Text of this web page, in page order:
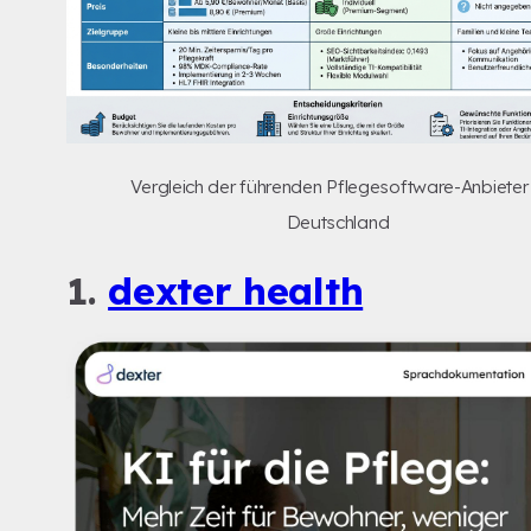
Vergleich der führenden Pflegesoftware-Anbieter
Deutschland
1. dexter health